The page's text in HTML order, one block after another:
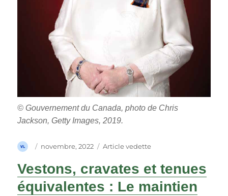
© Gouvernement du Canada, photo de Chris
Jackson, Getty Images, 2019.
Auteur
Publié
novembre, 2022 Catégories
Article vedette
Vestons, cravates et tenues
équivalentes : Le maintien